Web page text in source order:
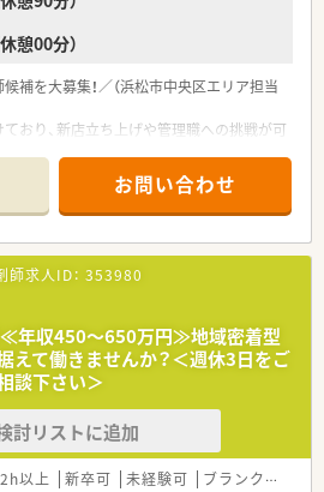
されている方には会社負担で借上げ社宅
憩00分）
補を大募集！／（浜松市中央区エリア担当
おり、新店立ち上げや管理職への挑戦が可
きたい方に最適ですよ。
について】
ほどの立地にあり、近隣の泌尿器科クリ
に1日平均20枚から30枚応需していま
ら2名体制を敷いており、枚数が比較的落
人ひとりの患者様に丁寧な服薬指導が可能
受け入れている店舗ですので、外来調剤の
く関わるスキルを磨くことができる環境
物像について】
出店を見据えた組織体制強化のための増
お問い合わせ
師求人ID： 353980
≪年収450～650万円≫地域密着型
て働きませんか？＜週休3日をご
談下さい＞
討リストに追加
以上 新卒可 未経験可 ブランク可